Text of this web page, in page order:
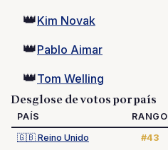
👑Kim Novak
👑Pablo Aimar
👑Tom Welling
Desglose de votos por país
PAÍS RANGO
🇬🇧 Reino Unido #43